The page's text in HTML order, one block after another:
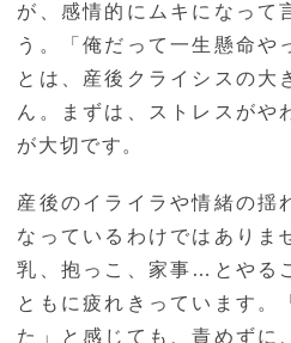
が、感情的にムキになって
う。「俺だって一生懸命や
とは、産後クライシスの大
ん。まずは、ストレスがや
が大切です。
産後のイライラや情緒の揺
なっているわけではありま
乳、抱っこ、家事…とやる
ともに疲れきっています。
た」と感じても、責めずに